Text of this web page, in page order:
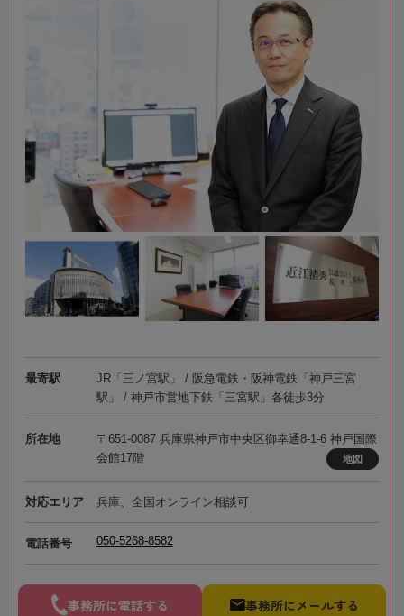
最寄駅
JR「三ノ宮駅」 / 阪急電鉄・阪神電鉄「神戸三宮
駅」 / 神戸市営地下鉄「三宮駅」各徒歩3分
所在地
〒651-0087 兵庫県神戸市中央区御幸通8-1-6 神戸国際
会館17階
地図
対応エリア 兵庫、全国オンライン相談可
電話番号 050-5268-8582
事務所に電話する 事務所にメールする